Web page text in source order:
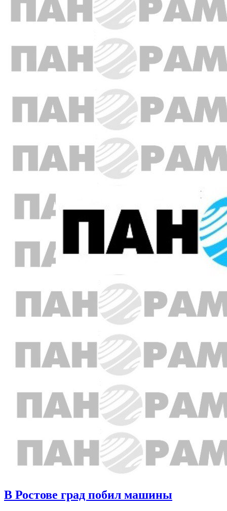
В Ростове град побил машины